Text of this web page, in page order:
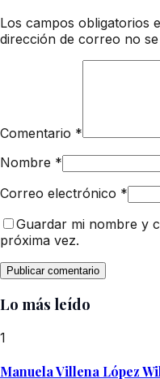
Los campos obligatorios
dirección de correo no
Comentario *
Nombre *
Correo electrónico *
Guardar mi nombre y
próxima vez.
Lo más leído
1
Manuela Villena López